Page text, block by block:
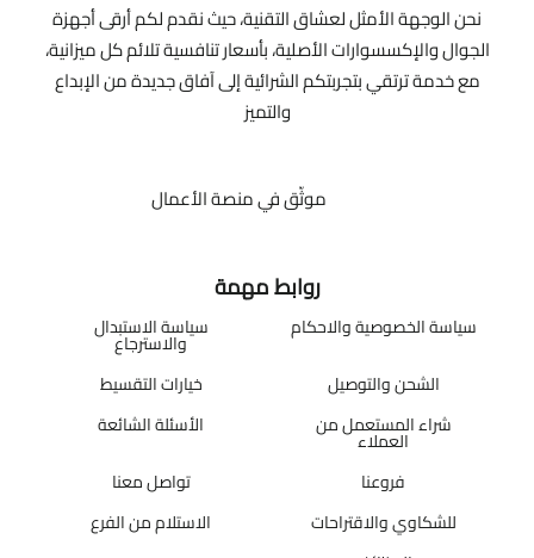
نحن الوجهة الأمثل لعشاق التقنية، حيث نقدم لكم أرقى أجهزة
الجوال والإكسسوارات الأصلية، بأسعار تنافسية تلائم كل ميزانية،
مع خدمة ترتقي بتجربتكم الشرائية إلى آفاق جديدة من الإبداع
والتميز
موثّق في منصة الأعمال
روابط مهمة
سياسة الخصوصية والاحكام سياسة الاستبدال
والاسترجاع
الشحن والتوصيل
خيارات التقسيط
شراء المستعمل من
العملاء
الأسئلة الشائعة
فروعنا
تواصل معنا
للشكاوي والاقتراحات
الاستلام من الفرع